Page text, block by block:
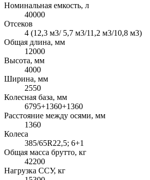
Номинальная емкость, л
40000
Отсеков
4 (12,3 м3/ 5,7 м3/11,2 м3/10,8 м3)
Общая длина, мм
12000
Высота, мм
4000
Ширина, мм
2550
Колесная база, мм
6795+1360+1360
Расстояние между осями, мм
1360
Колеса
385/65R22,5; 6+1
Общая масса брутто, кг
42200
Нагрузка ССУ, кг